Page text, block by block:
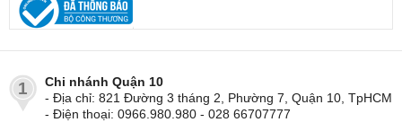
1
Chi nhánh Quận 10
- Địa chỉ: 821 Đường 3 tháng 2, Phường 7, Quận 10, TpHCM
- Điện thoại: 0966.980.980 - 028 66707777